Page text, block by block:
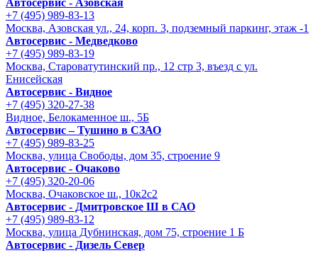
Автосервис - Азовская
+7 (495) 989-83-13
Москва, Азовская ул., 24, корп. 3, подземный паркинг, этаж -1
Автосервис - Медведково
+7 (495) 989-83-19
Москва, Староватутинский пр., 12 стр 3, въезд с ул.
Енисейская
Автосервис - Видное
+7 (495) 320-27-38
Видное, Белокаменное ш., 5Б
Автосервис – Тушино в СЗАО
+7 (495) 989-83-25
Москва, улица Свободы, дом 35, строение 9
Автосервис - Очаково
+7 (495) 320-20-06
Москва, Очаковское ш., 10к2с2
Автосервис - Дмитровское Ш в САО
+7 (495) 989-83-12
Москва, улица Дубнинская, дом 75, строение 1 Б
Автосервис - Дизель Север